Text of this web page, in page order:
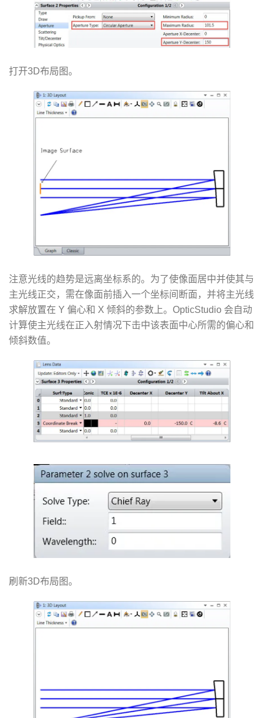
打开3D布局图。
注意光线的趋势是远离坐标系的。为了使像面居中并使其与
主光线正交，需在像面前插入一个坐标间断面，并将主光线
求解放置在 Y 偏心和 X 倾斜的参数上。OpticStudio 会自动
计算使主光线在正入射情况下击中该表面中心所需的偏心和
倾斜数值。
刷新3D布局图。